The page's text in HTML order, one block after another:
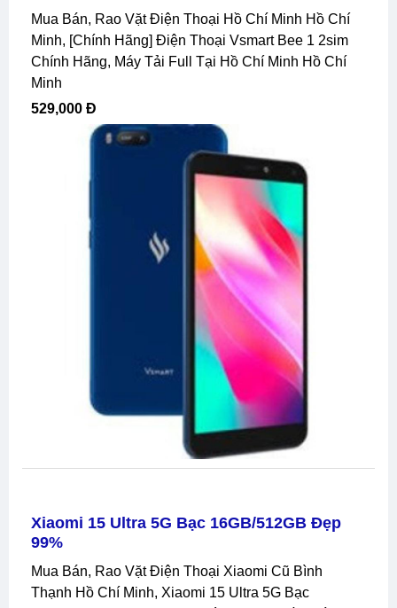
Mua Bán, Rao Vặt Điện Thoại Hồ Chí Minh Hồ Chí
Minh, [chính Hãng] Điện Thoại Vsmart Bee 1 2sim
Chính Hãng, Máy Tải Full Tại Hồ Chí Minh Hồ Chí
Minh
529,000 Đ
Xiaomi 15 Ultra 5G Bạc 16GB/512GB Đẹp
99%
Mua Bán, Rao Vặt Điện Thoại Xiaomi Cũ Bình
Thạnh Hồ Chí Minh, Xiaomi 15 Ultra 5G Bạc